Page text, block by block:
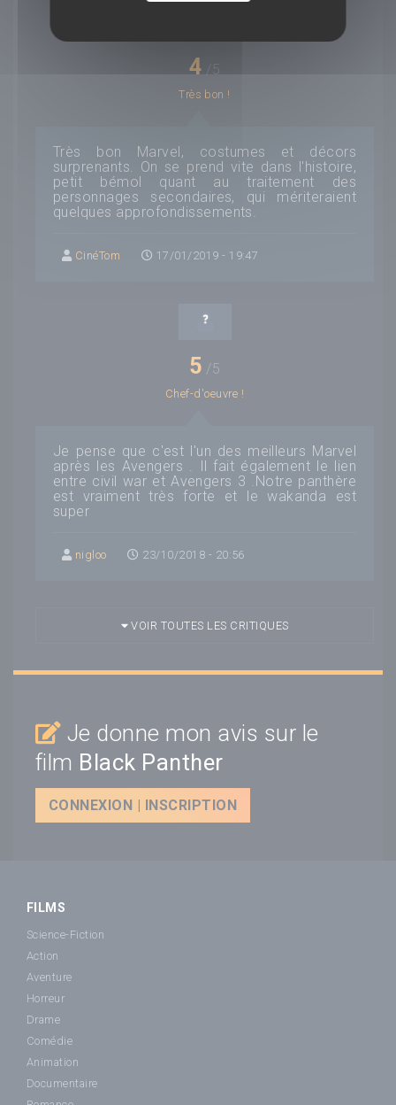
4 /5
Très bon !
Très bon Marvel, costumes et décors
surprenants. On se prend vite dans l'histoire,
petit bémol quant au traitement des
personnages secondaires, qui mériteraient
quelques approfondissements.
CinéTom 17/01/2019 - 19:47
5 /5
Chef-d'oeuvre !
Je pense que c'est l'un des meilleurs Marvel
après les Avengers . Il fait également le lien
entre civil war et Avengers 3 .Notre panthère
est vraiment très forte et le wakanda est
super
nigloo 23/10/2018 - 20:56
VOIR TOUTES LES CRITIQUES
Je donne mon avis sur le
film Black Panther
CONNEXION | INSCRIPTION
FILMS
Science-Fiction
Action
Aventure
Horreur
Drame
Comédie
Animation
Documentaire